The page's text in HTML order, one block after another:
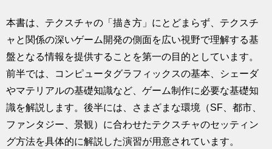
本書は、テクスチャの「描き方」にとどまらず、テクスチ
ャと関係の深いゲーム開発の側面を広い視野で理解する基
盤となる情報を提供することを第一の目的としています。
前半では、コンピュータグラフィックスの基本、シェーダ
やマテリアルの基礎知識など、ゲーム制作に必要な基礎知
識を解説します。後半には、さまざまな環境（SF、都市、
ファンタジー、景観）に合わせたテクスチャのセッティン
グ方法を具体的に解説した演習が用意されています。